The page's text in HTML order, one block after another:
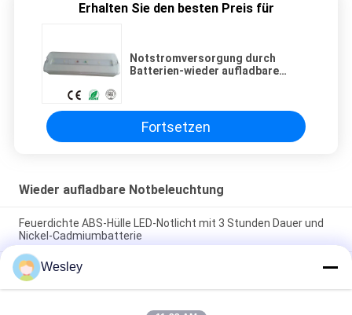
Erhalten Sie den besten Preis für
Notstromversorgung durch
Batterien-wieder aufladbare
Fortsetzen
Wieder aufladbare Notbeleuchtung
Feuerdichte ABS-Hülle LED-Notlicht mit 3 Stunden Dauer und
Nickel-Cadmiumbatterie
Wiederaufladbare Notleuchte mit feuerhemmendem ABS-
Gehäuse, Nickel-Cadmium-Batterie und 3 Stunden
Leuchtdauer
Wesley